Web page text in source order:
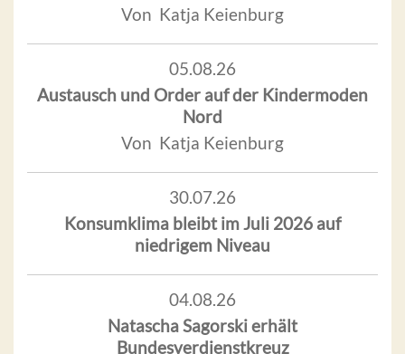
Von Katja Keienburg
05.08.26
Austausch und Order auf der Kindermoden
Nord
Von Katja Keienburg
30.07.26
Konsumklima bleibt im Juli 2026 auf
niedrigem Niveau
04.08.26
Natascha Sagorski erhält
Bundesverdienstkreuz